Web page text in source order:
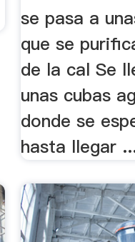
se pasa a
que se
de la cal Se
unas cubas
donde se
hasta llegar